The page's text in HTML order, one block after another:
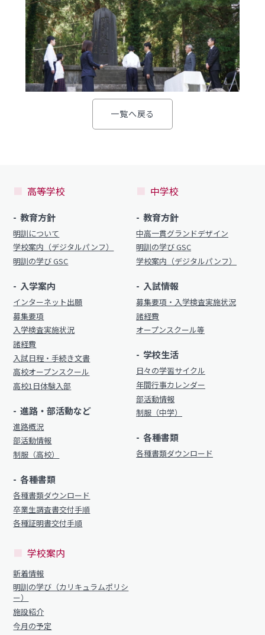
学校生活
日々の学習サイクル
年間行事カレンダー
部活動情報
学校案内
新着情報
施設紹介
今月の予定
教員募集
明訓同窓会
動画ライブラリー
MEIKUNサポート（ご支援のお願い）
明訓チャンネル
お問い合わせ
プライバシーポリシー
入試日程・手続き文書
高校オープンスクール
高校1日体験入部
進路・部活動など
各種書類
各種書類ダウンロード
卒業生調査書交付手順
各種証明書交付手順
学校案内
明訓の学び（カリキュラムポリシー）
施設紹介
今月の予定
よくある質問
教員募集
明訓同窓会
動画ライブラリー
MEIKUNサポート（ご支援のお願い）
明訓チャンネル
お問い合わせ サイトマップ
プライバシーポリシー
一覧へ戻る
高等学校
教育方針
明訓について
学校案内（デジタルパンフ）
明訓の学び GSC
入学案内
インターネット出願
募集要項
入学検査実施状況
諸経費
入試日程・手続き文書
高校オープンスクール
高校1日体験入部
進路・部活動など
進路概況
部活動情報
制服（高校）
各種書類
各種書類ダウンロード
卒業生調査書交付手順
各種証明書交付手順
中学校
教育方針
中高一貫グランドデザイン
明訓の学び GSC
学校案内（デジタルパンフ）
入試情報
募集要項・入学検査実施状況
諸経費
オープンスクール等
学校生活
日々の学習サイクル
年間行事カレンダー
部活動情報
制服（中学）
各種書類
各種書類ダウンロード
学校案内
新着情報
明訓の学び（カリキュラムポリシ
ー）
施設紹介
今月の予定